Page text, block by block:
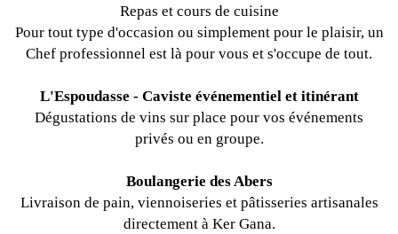
Repas et cours de cuisine
Pour tout type d'occasion ou simplement pour le plaisir, un
Chef professionnel est là pour vous et s'occupe de tout.
L'Espoudasse - Caviste événementiel et itinérant
Dégustations de vins sur place pour vos événements
privés ou en groupe.
Boulangerie des Abers
Livraison de pain, viennoiseries et pâtisseries artisanales
directement à Ker Gana.